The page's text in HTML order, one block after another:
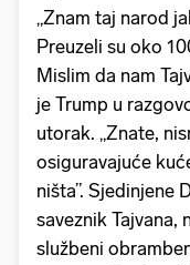
„Znam taj narod
Preuzeli su oko
Mislim da nam
je Trump u
utorak. „Znate,
osiguravajuće
ništa”. Sjedinjene
saveznik Tajvana,
službeni